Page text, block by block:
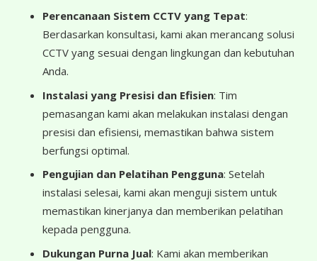
Perencanaan Sistem CCTV yang Tepat:
Berdasarkan konsultasi, kami akan merancang solusi
CCTV yang sesuai dengan lingkungan dan kebutuhan
Anda.
Instalasi yang Presisi dan Efisien: Tim
pemasangan kami akan melakukan instalasi dengan
presisi dan efisiensi, memastikan bahwa sistem
berfungsi optimal.
Pengujian dan Pelatihan Pengguna: Setelah
instalasi selesai, kami akan menguji sistem untuk
memastikan kinerjanya dan memberikan pelatihan
kepada pengguna.
Dukungan Purna Jual: Kami akan memberikan